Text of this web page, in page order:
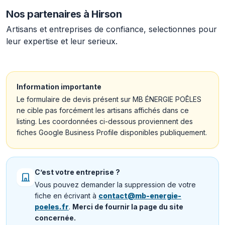
Nos partenaires à Hirson
Artisans et entreprises de confiance, selectionnes pour
leur expertise et leur serieux.
Information importante
Le formulaire de devis présent sur MB ÉNERGIE POÊLES
ne cible pas forcément les artisans affichés dans ce
listing. Les coordonnées ci-dessous proviennent des
fiches Google Business Profile disponibles publiquement.
C’est votre entreprise ?
Vous pouvez demander la suppression de votre
fiche en écrivant à contact@mb-energie-
poeles.fr. Merci de fournir la page du site
concernée.